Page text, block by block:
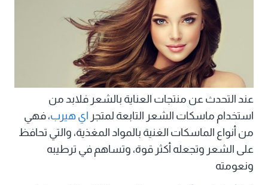
عند التحدث عن منتجات العناية بالشعر فلابد من
استخدام ماسكات الشعر التابعة لمتجر اي هيرب، فهي
من أنواع الماسكات الغنية بالمواد المغذية، والتي تحافظ
على الشعر وتجعله أكثر قوة، وتساهم في ترطيبه
ونعومته